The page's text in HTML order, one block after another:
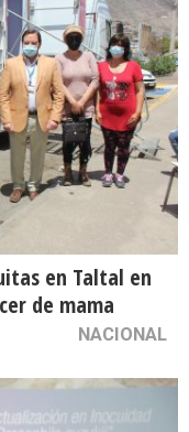
en Taltal en
de mama
NACIONAL